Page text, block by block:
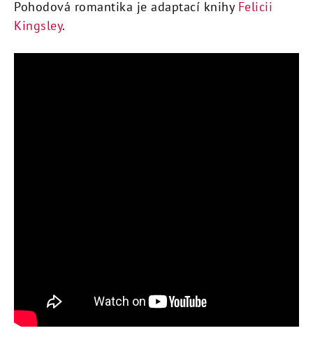
Pohodová romantika je adaptací knihy Felicii
Kingsley.